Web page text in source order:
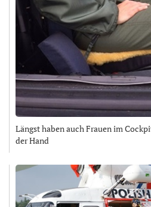
Längst haben auch Frauen im
der Hand